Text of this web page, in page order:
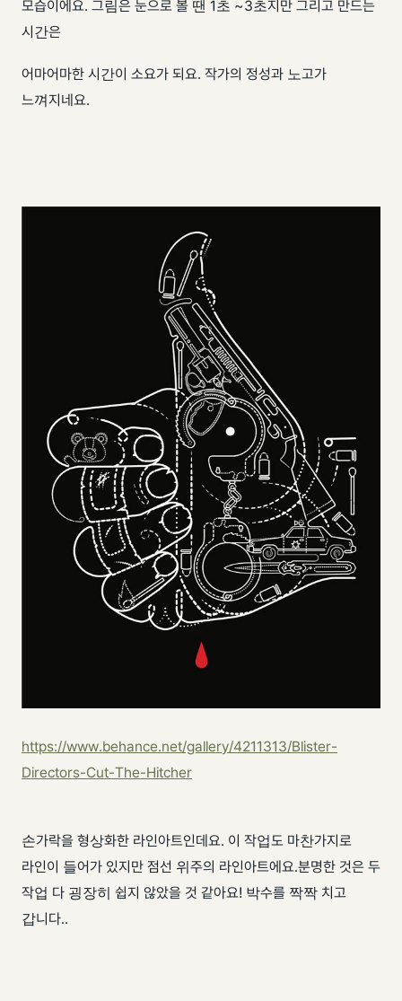
모습이에요. 그림은 눈으로 볼 땐 1초 ~3초지만 그리고 만드는
시간은
어마어마한 시간이 소요가 되요. 작가의 정성과 노고가
느껴지네요.
https://www.behance.net/gallery/4211313/Blister-
Directors-Cut-The-Hitcher
손가락을 형상화한 라인아트인데요. 이 작업도 마찬가지로
라인이 들어가 있지만 점선 위주의 라인아트에요. ​ 분명한 것은 두
작업 다 굉장히 쉽지 않았을 것 같아요! 박수를 짝짝 치고
갑니다..